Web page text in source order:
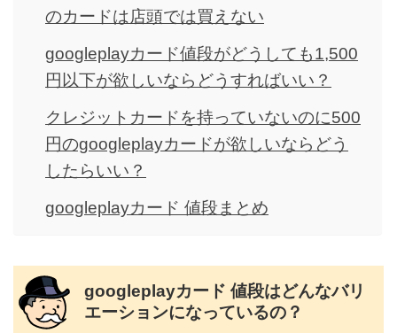
のカードは店頭では買えない
googleplayカード値段がどうしても1,500
円以下が欲しいならどうすればいい？
クレジットカードを持っていないのに500
円のgoogleplayカードが欲しいならどう
したらいい？
googleplayカード 値段まとめ
googleplayカード 値段はどんなバリ
エーションになっているの？